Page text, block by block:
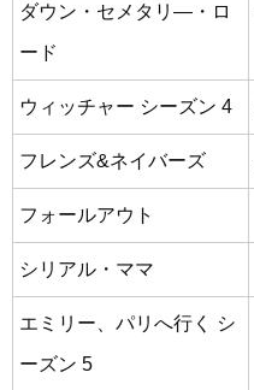
ダウン・セメタリ―・ロ
ード
ウィッチャー シーズン 4
フレンズ&ネイバーズ
フォールアウト
シリアル・ママ
エミリー、パリへ行く シ
ーズン 5